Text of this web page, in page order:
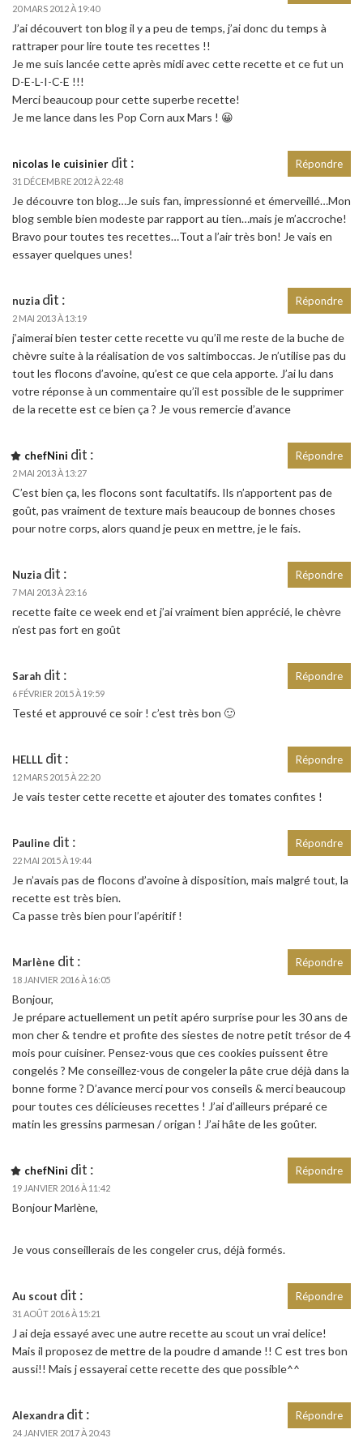
20 MARS 2012 À 19:40
J’ai découvert ton blog il y a peu de temps, j’ai donc du temps à
rattraper pour lire toute tes recettes !!
Je me suis lancée cette après midi avec cette recette et ce fut un
D-E-L-I-C-E !!!
Merci beaucoup pour cette superbe recette!
Je me lance dans les Pop Corn aux Mars ! 😀
nicolas le cuisinier dit :
31 DÉCEMBRE 2012 À 22:48
Je découvre ton blog…Je suis fan, impressionné et émerveillé…Mon
blog semble bien modeste par rapport au tien…mais je m’accroche!
Bravo pour toutes tes recettes…Tout a l’air très bon! Je vais en
essayer quelques unes!
Répondre
nuzia dit :
2 MAI 2013 À 13:19
j’aimerai bien tester cette recette vu qu’il me reste de la buche de
chèvre suite à la réalisation de vos saltimboccas. Je n’utilise pas du
tout les flocons d’avoine, qu’est ce que cela apporte. J’ai lu dans
votre réponse à un commentaire qu’il est possible de le supprimer
de la recette est ce bien ça ? Je vous remercie d’avance
Répondre
chefNini dit :
2 MAI 2013 À 13:27
C’est bien ça, les flocons sont facultatifs. Ils n’apportent pas de
goût, pas vraiment de texture mais beaucoup de bonnes choses
pour notre corps, alors quand je peux en mettre, je le fais.
Répondre
Nuzia dit :
7 MAI 2013 À 23:16
recette faite ce week end et j’ai vraiment bien apprécié, le chèvre
n’est pas fort en goût
Répondre
Sarah dit :
6 FÉVRIER 2015 À 19:59
Testé et approuvé ce soir ! c’est très bon 🙂
Répondre
HELLL dit :
12 MARS 2015 À 22:20
Je vais tester cette recette et ajouter des tomates confites !
Répondre
Pauline dit :
22 MAI 2015 À 19:44
Je n’avais pas de flocons d’avoine à disposition, mais malgré tout, la
recette est très bien.
Ca passe très bien pour l’apéritif !
Répondre
Marlène dit :
18 JANVIER 2016 À 16:05
Bonjour,
Je prépare actuellement un petit apéro surprise pour les 30 ans de
mon cher & tendre et profite des siestes de notre petit trésor de 4
mois pour cuisiner. Pensez-vous que ces cookies puissent être
congelés ? Me conseillez-vous de congeler la pâte crue déjà dans la
bonne forme ? D’avance merci pour vos conseils & merci beaucoup
pour toutes ces délicieuses recettes ! J’ai d’ailleurs préparé ce
matin les gressins parmesan / origan ! J’ai hâte de les goûter.
Répondre
chefNini dit :
19 JANVIER 2016 À 11:42
Bonjour Marlène,
Je vous conseillerais de les congeler crus, déjà formés.
Répondre
Au scout dit :
31 AOÛT 2016 À 15:21
J ai deja essayé avec une autre recette au scout un vrai delice!
Mais il proposez de mettre de la poudre d amande !! C est tres bon
aussi!! Mais j essayerai cette recette des que possible^^
Répondre
Alexandra dit :
24 JANVIER 2017 À 20:43
Répondre